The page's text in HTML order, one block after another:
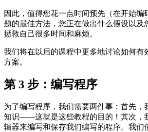
因此，值得您花一点时间预先（在开始编
题的最佳方法，您正在做出什么假设以及
拯救自己很多时间和麻烦。
我们将在以后的课程中更多地讨论如何有
方案。
第 3 步：编写程序
为了编写程序，我们需要两件事：首先，
知识——这就是这些教程的目的！其次，
辑器来编写和保存我们编写的程序。我们